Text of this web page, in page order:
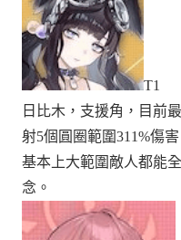
T1
日比木，支援角，目前
射5個圓圈範圍311%傷害
基本上大範圍敵人都能
念。